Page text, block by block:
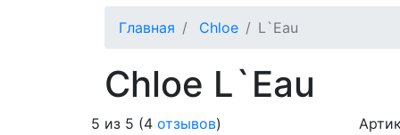
Главная Chloe L`Eau
Chloe L`Eau
5 из 5 (4 отзывов)